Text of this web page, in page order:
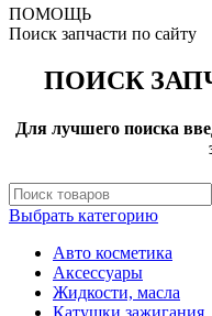
ПОМОЩЬ
Поиск запчасти по сайту
ПОИСК
Для лучшего поиска
Выбрать категорию
Авто косметика
Аксессуары
Жидкости, масла
Катушки зажигания